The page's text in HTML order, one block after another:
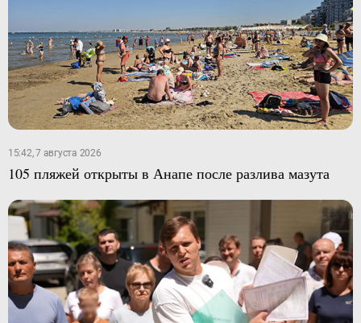
15:42, 7 августа 2026
105 пляжей открыты в Анапе после разлива мазута